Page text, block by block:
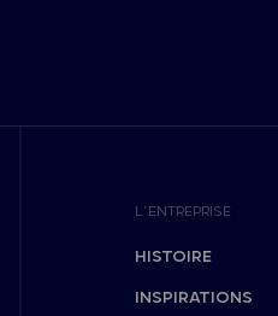
L’ENTREPRISE
HISTOIRE
INSPIRATIONS